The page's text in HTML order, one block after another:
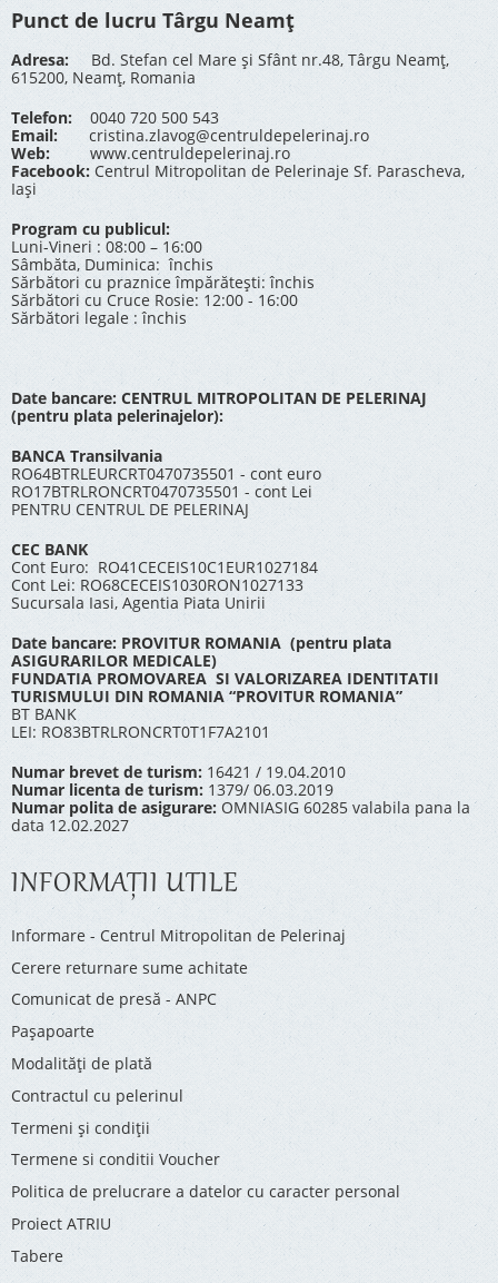
Punct de lucru Târgu Neamț
Adresa: Bd. Stefan cel Mare și Sfânt nr.48, Târgu Neamț,
615200, Neamț, Romania
Telefon: 0040 720 500 543
Email:
cristina.zlavog@centruldepelerinaj.ro
Web:
www.centruldepelerinaj.ro
Facebook: Centrul Mitropolitan de Pelerinaje Sf. Parascheva,
Iași
Program cu publicul:
Luni-Vineri : 08:00 – 16:00
Sâmbăta, Duminica: închis
Sărbători cu praznice împărătești: închis
Sărbători cu Cruce Rosie: 12:00 - 16:00
Sărbători legale : închis
Date bancare: CENTRUL MITROPOLITAN DE PELERINAJ
(pentru plata pelerinajelor):
BANCA Transilvania
RO64BTRLEURCRT0470735501 - cont euro
RO17BTRLRONCRT0470735501 - cont Lei
PENTRU CENTRUL DE PELERINAJ
CEC BANK
Cont Euro: RO41CECEIS10C1EUR1027184
Cont Lei: RO68CECEIS1030RON1027133
Sucursala Iasi, Agentia Piata Unirii
Date bancare: PROVITUR ROMANIA (pentru plata
ASIGURARILOR MEDICALE)
FUNDATIA PROMOVAREA SI VALORIZAREA IDENTITATII
TURISMULUI DIN ROMANIA “PROVITUR ROMANIA”
BT BANK
LEI: RO83BTRLRONCRT0T1F7A2101
Numar brevet de turism: 16421 / 19.04.2010
Numar licenta de turism: 1379/ 06.03.2019
Numar polita de asigurare: OMNIASIG 60285 valabila pana la
data 12.02.2027
INFORMAŢII UTILE
Informare - Centrul Mitropolitan de Pelerinaj
Cerere returnare sume achitate
Comunicat de presă - ANPC
Pașapoarte
Modalități de plată
Contractul cu pelerinul
Termeni și condiții
Termene si conditii Voucher
Politica de prelucrare a datelor cu caracter personal
Proiect ATRIU
Tabere